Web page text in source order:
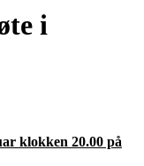
i
klokken 20.00 på